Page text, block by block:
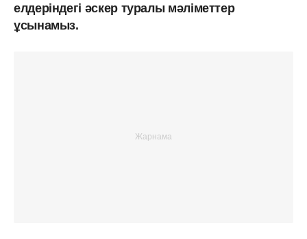
елдеріндегі әскер туралы мәліметтер
ұсынамыз.